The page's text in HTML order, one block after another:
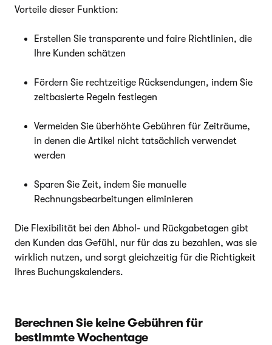
Vorteile dieser Funktion:
Erstellen Sie transparente und faire Richtlinien, die
Ihre Kunden schätzen
Fördern Sie rechtzeitige Rücksendungen, indem Sie
zeitbasierte Regeln festlegen
Vermeiden Sie überhöhte Gebühren für Zeiträume,
in denen die Artikel nicht tatsächlich verwendet
werden
Sparen Sie Zeit, indem Sie manuelle
Rechnungsbearbeitungen eliminieren
Die Flexibilität bei den Abhol- und Rückgabetagen gibt
den Kunden das Gefühl, nur für das zu bezahlen, was sie
wirklich nutzen, und sorgt gleichzeitig für die Richtigkeit
Ihres Buchungskalenders.
Berechnen Sie keine Gebühren für
bestimmte Wochentage